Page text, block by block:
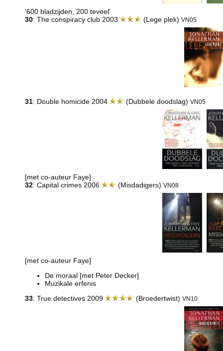
'600 bladzijden, 200 teveel'
30: The conspiracy club 2003 (Lege plek)VN05
31: Double homicide 2004 (Dubbele doodslag) VN05
[met co-auteur Faye]
32: Capital crimes 2006 (Misdadigers) VN08
[met co-auteur Faye]
De moraal [met Peter Decker]
Muzikale erfenis
33: True detectives 2009 (Broedertwist) VN10